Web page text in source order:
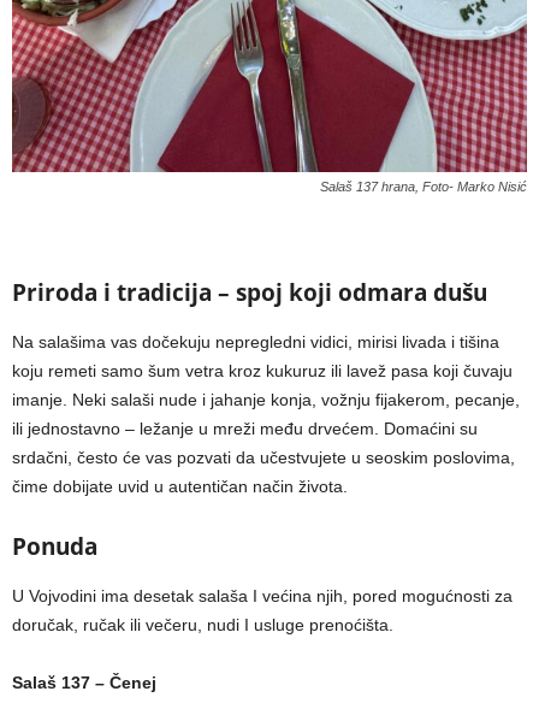
Salaš 137 hrana, Foto- Marko Nisić
Priroda i tradicija – spoj koji odmara dušu
Na salašima vas dočekuju nepregledni vidici, mirisi livada i tišina
koju remeti samo šum vetra kroz kukuruz ili lavež pasa koji čuvaju
imanje. Neki salaši nude i jahanje konja, vožnju fijakerom, pecanje,
ili jednostavno – ležanje u mreži među drvećem. Domaćini su
srdačni, često će vas pozvati da učestvujete u seoskim poslovima,
čime dobijate uvid u autentičan način života.
Ponuda
U Vojvodini ima desetak salaša I većina njih, pored mogućnosti za
doručak, ručak ili večeru, nudi I usluge prenoćišta.
Salaš 137 – Čenej